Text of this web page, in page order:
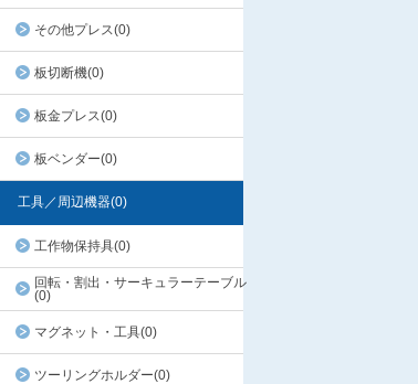
その他プレス(0)
板切断機(0)
板金プレス(0)
板ベンダー(0)
工具／周辺機器(0)
工作物保持具(0)
回転・割出・サーキュラーテーブル
(0)
マグネット・工具(0)
ツーリングホルダー(0)